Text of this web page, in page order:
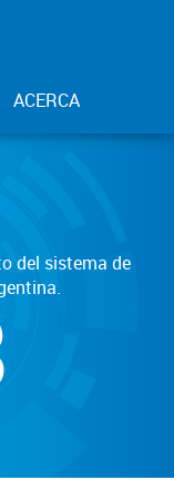
ACERCA
del sistema de